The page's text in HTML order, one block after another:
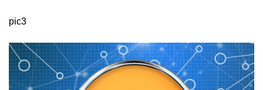
pic3